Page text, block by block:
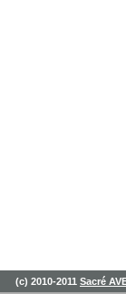
(c) 2010-2011 Sacré